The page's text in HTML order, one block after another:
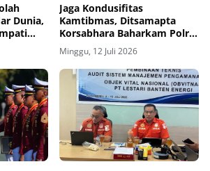
Dunia,
Jaga Kondusifitas
Kamtibmas, Ditsamapta
Korsabhara Baharkam Polri
Terjunkan Personel Patroli
Minggu, 12 Juli 2026